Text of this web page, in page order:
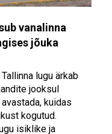
vanalinna
jõuka
lugu ärkab
jooksul
kuidas
kogutud.
isiklike ja